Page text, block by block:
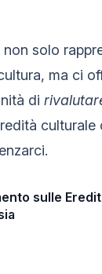
solo
ma ci
di
culturale
sulle